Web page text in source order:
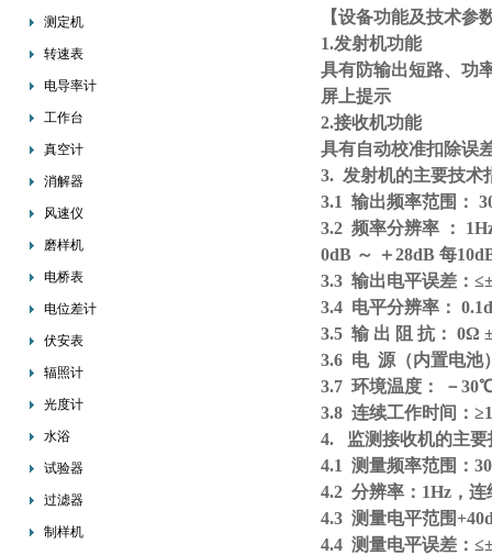
测定机
转速表
电导率计
工作台
真空计
消解器
风速仪
磨样机
电桥表
电位差计
伏安表
辐照计
光度计
水浴
试验器
过滤器
制样机
【设备功能及技术参
1.发射机功能
具有防输出短路、功
屏上提示
2.接收机功能
具有自动校准扣除误
3. 发射机的主要技术
3.1 输出频率范围
3.2 频率分辨率 ：
0dB ～ ＋28dB 每
3.3 输出电平误
3.4 电平分辨率：
3.5 输 出 阻 抗： 0Ω
3.6 电 源（内置电池
3.7 环境温度： －
3.8 连续工作时间：
4. 监测接收机的主要
4.1 测量频率范围：
4.2 分辨率：1Hz，连
4.3 测量电平范围
4.4 测量电平误差：